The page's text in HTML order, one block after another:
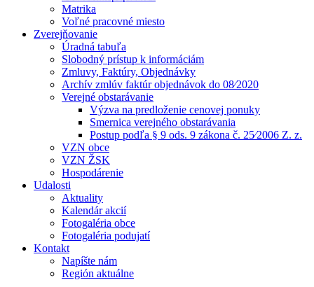
Matrika
Voľné pracovné miesto
Zverejňovanie
Úradná tabuľa
Slobodný prístup k informáciám
Zmluvy, Faktúry, Objednávky
Archív zmlúv faktúr objednávok do 08⁄2020
Verejné obstarávanie
Výzva na predloženie cenovej ponuky
Smernica verejného obstarávania
Postup podľa § 9 ods. 9 zákona č. 25⁄2006 Z. z.
VZN obce
VZN ŽSK
Hospodárenie
Udalosti
Aktuality
Kalendár akcií
Fotogaléria obce
Fotogaléria podujatí
Kontakt
Napíšte nám
Región aktuálne